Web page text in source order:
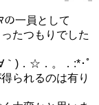
の一員として
たつもりでした
｀)．☆．。．:*･ﾟ
られるのは有り